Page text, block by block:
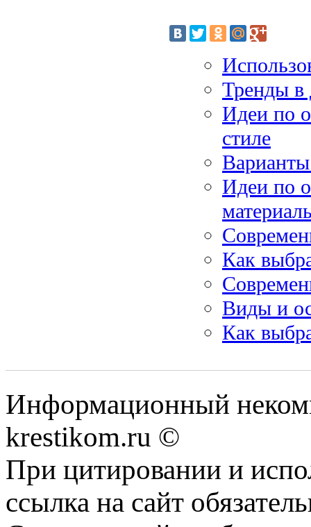
Тренды в
Идеи по
стиле
Идеи по
Как
Виды и
Как
Информационный
krestikom.ru ©
При цитировании и
ссылка на сайт